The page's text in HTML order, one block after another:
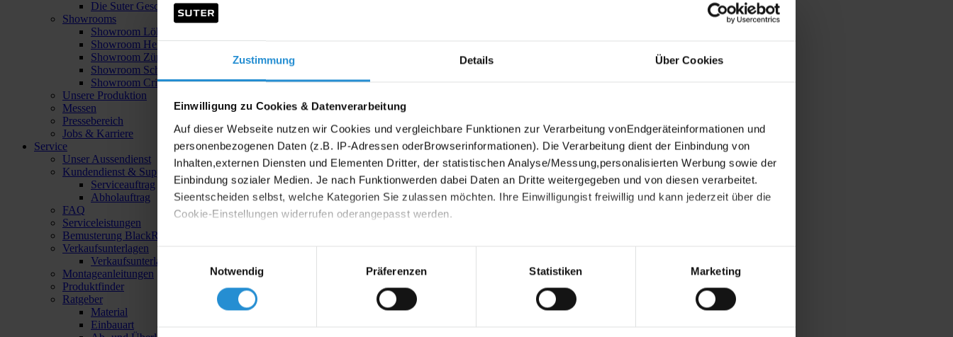
Zustimmung Details Über Cookies
Einwilligung zu Cookies & Datenverarbeitung
Auf dieser Webseite nutzen wir Cookies und vergleichbare Funktionen zur Verarbeitung vonEndgeräteinformationen und
personenbezogenen Daten (z.B. IP-Adressen oderBrowserinformationen). Die Verarbeitung dient der Einbindung von
Inhalten,externen Diensten und Elementen Dritter, der statistischen Analyse/Messung,personalisierten Werbung sowie der
Einbindung sozialer Medien. Je nach Funktionwerden dabei Daten an Dritte weitergegeben und von diesen verarbeitet.
Sieentscheiden selbst, welche Kategorien Sie zulassen möchten. Ihre Einwilligungist freiwillig und kann jederzeit über die
Cookie-Einstellungen widerrufen oderangepasst werden.
Impressum
Notwendig
Präferenzen Statistiken Marketing
Die Suter Geschichte
Showrooms
Showroom Löhne
Showroom Herford
Showroom Zürich
Showroom Schinznach-Bad
Showroom Crissier
Unsere Produktion
Messen
Pressebereich
Jobs & Karriere
Service
Unser Aussendienst
Kundendienst & Support
Serviceauftrag
Abholauftrag
FAQ
Serviceleistungen
Bemusterung BlackRange & IceDesign
Verkaufsunterlagen
Verkaufsunterlagen - Bestätigung
Montageanleitungen
Produktfinder
Ratgeber
Material
Einbauart